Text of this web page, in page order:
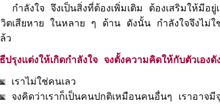
ลังใจ จึงเป็นสิ่งที่ต้องเพิ่มเติม ต้องเสริมให้มีอยู่
ตเสียหาย ในหลาย ๆ ด้าน ดังนั้น กำลังใจจึงไม่ใ
ว
ปรุงแต่งให้เกิดกำลังใจ จงตั้งความคิดให้กับตัวเองดั
เราไม่ใช่คนเลว
จงคิดว่าเราก็เป็นคนปกติเหมือนคนอื่นๆ เราอาจ